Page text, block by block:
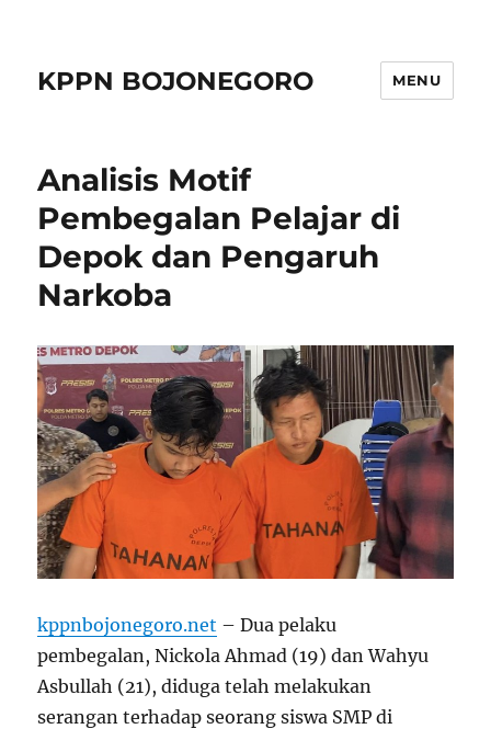
KPPN BOJONEGORO MENU
Analisis Motif
Pembegalan Pelajar di
Depok dan Pengaruh
Narkoba
kppnbojonegoro.net – Dua pelaku
pembegalan, Nickola Ahmad (19) dan Wahyu
Asbullah (21), diduga telah melakukan
serangan terhadap seorang siswa SMP di